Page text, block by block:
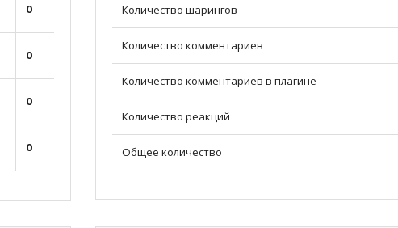
0
0
0
0
Количество шарингов
Количество комментариев
Количество комментариев в плагине
Количество реакций
Общее количество